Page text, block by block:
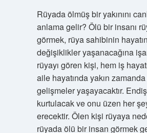
Rüyada ölmüş bir yakınını
anlama gelir? Ölü bir insanı
görmek, rüya sahibinin
değişiklikler yaşanacağına
rüyayı gören kişi, hem iş
aile hayatında yakın
gelişmeler yaşayacaktır.
kurtulacak ve onu üzen her
erecektir. Ölen kişi rüyaya
rüyada ölü bir insan görmek